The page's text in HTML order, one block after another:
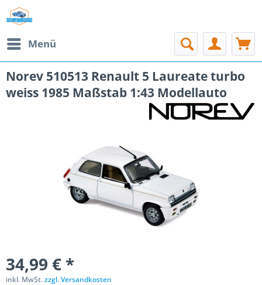
Menü
Norev 510513 Renault 5 Laureate turbo
weiss 1985 Maßstab 1:43 Modellauto
34,99 € *
inkl. MwSt.zzgl. Versandkosten